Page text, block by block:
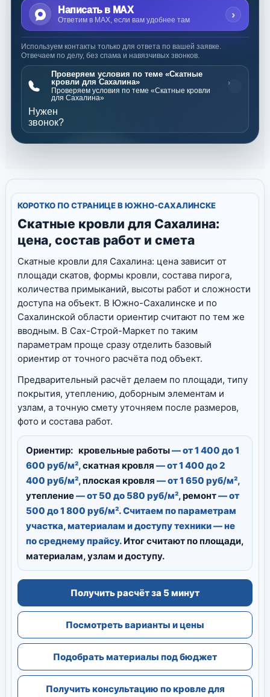
Написать в MAX
Ответим в MAX, если вам удобнее там ›
Используем контакты только для ответа по вашей заявке.
Отвечаем по делу, без спама и навязчивых звонков.
Проверяем условия по теме «Скатные
кровли для Сахалина»
Проверяем условия по теме «Скатные кровли
для Сахалина»
›
Нужен
звонок?
КОРОТКО ПО СТРАНИЦЕ В ЮЖНО-САХАЛИНСКЕ
Скатные кровли для Сахалина:
цена, состав работ и смета
Скатные кровли для Сахалина: цена зависит от
площади скатов, формы кровли, состава пирога,
количества примыканий, высоты работ и сложности
доступа на объект. В Южно-Сахалинске и по
Сахалинской области ориентир считают по тем же
вводным. В Сах-Строй-Маркет по таким
параметрам проще сразу отделить базовый
ориентир от точного расчёта под объект.
Предварительный расчёт делаем по площади, типу
покрытия, утеплению, доборным элементам и
узлам, а точную смету уточняем после размеров,
фото и состава работ.
Ориентир: кровельные работы— от 1 400 до 1
600 руб/м²,скатная кровля — от 1 400 до 2
400 руб/м²,плоская кровля — от 1 650 руб/м²,
утепление— от 50 до 580 руб/м²,ремонт— от
500 до 1 800 руб/м². Считаем по параметрам
участка, материалам и доступу техники — не
по среднему прайсу. Итог считают по площади,
материалам, узлам и доступу.
Получить расчёт за 5 минут
Посмотреть варианты и цены
Подобрать материалы под бюджет
Получить консультацию по кровле для